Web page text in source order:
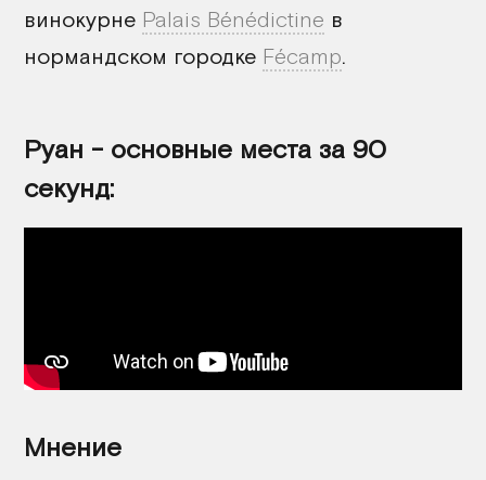
винокурне Palais Bénédictine в
нормандском городке Fécamp.
Руан - основные места за 90
секунд:
Мнение